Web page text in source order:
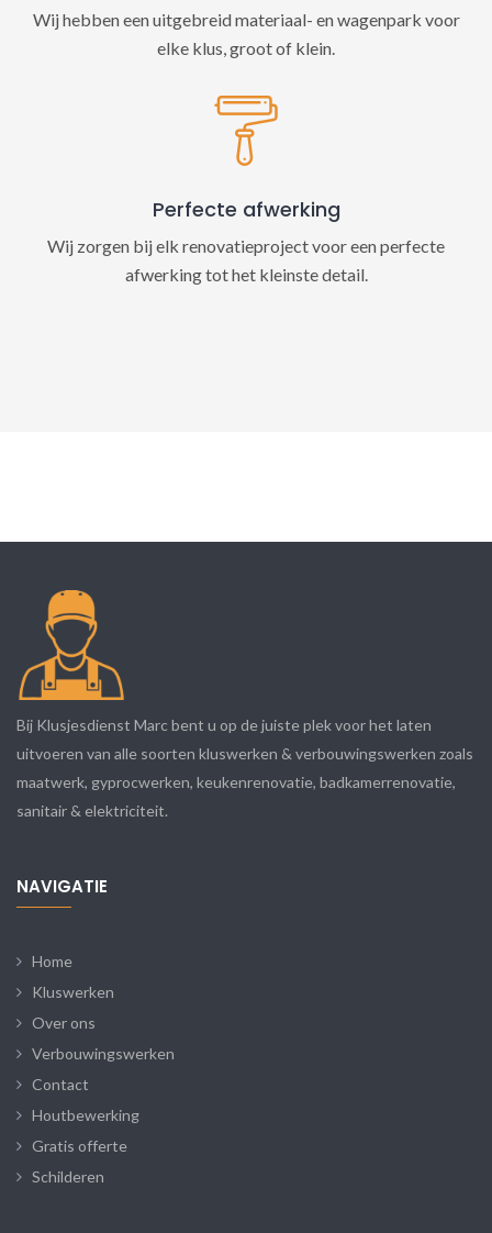
Wij hebben een uitgebreid materiaal- en wagenpark voor
elke klus, groot of klein.
Perfecte afwerking
Wij zorgen bij elk renovatieproject voor een perfecte
afwerking tot het kleinste detail.
Bij Klusjesdienst Marc bent u op de juiste plek voor het laten
uitvoeren van alle soorten kluswerken & verbouwingswerken zoals
maatwerk, gyprocwerken, keukenrenovatie, badkamerrenovatie,
sanitair & elektriciteit.
NAVIGATIE
Home
Kluswerken
Over ons
Verbouwingswerken
Contact
Houtbewerking
Gratis offerte
Schilderen